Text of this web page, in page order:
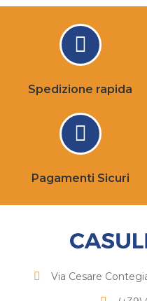
Spedizione rapida
Pagamenti Sicuri
Via Cesare